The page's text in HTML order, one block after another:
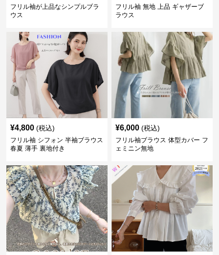
フリル袖が上品なシンプルブラ
ウス
フリル袖 無地 上品 ギャザーブ
ラウス
¥4,800 (税込)
フリル袖 シフォン 半袖ブラウス
春夏 薄手 裏地付き
¥6,000 (税込)
フリル袖ブラウス 体型カバー フ
ェミニン無地